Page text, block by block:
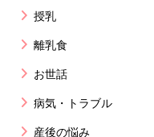
授乳
離乳食
お世話
病気・トラブル
産後の悩み